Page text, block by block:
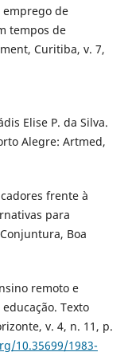
emprego de
tempos de
Curitiba, v. 7,
Elise P. da Silva.
Alegre: Artmed,
frente à
para
Boa
remoto e
Texto
v. 4, n. 11, p.
10.35699/1983-